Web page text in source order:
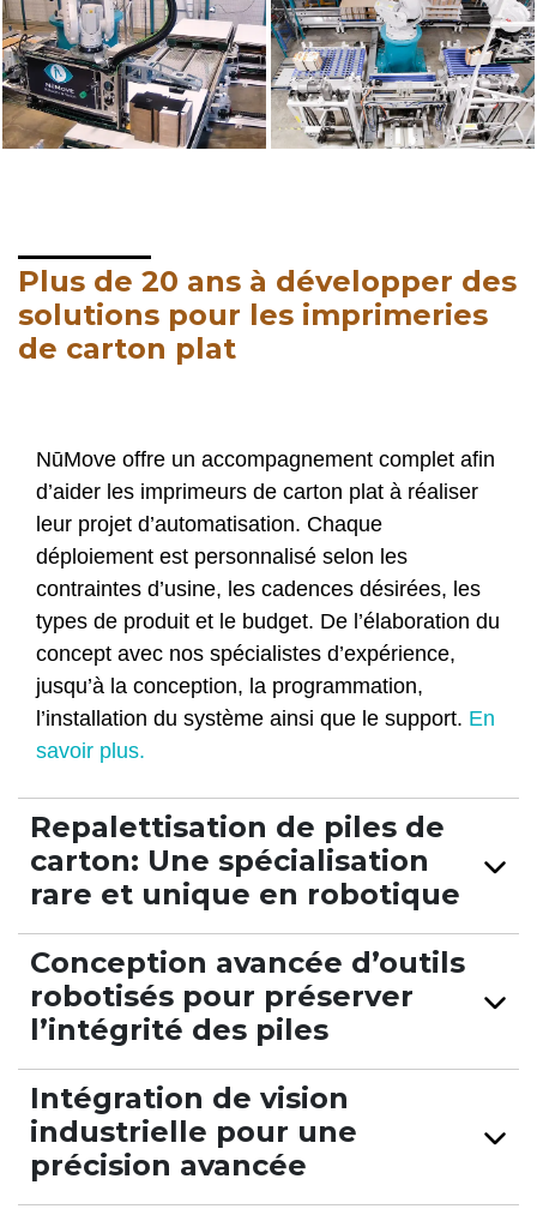
Plus de 20 ans à développer des
solutions pour les imprimeries
de carton plat
NūMove offre un accompagnement complet afin
d’aider les imprimeurs de carton plat à réaliser
leur projet d’automatisation. Chaque
déploiement est personnalisé selon les
contraintes d’usine, les cadences désirées, les
types de produit et le budget. De l’élaboration du
concept avec nos spécialistes d’expérience,
jusqu’à la conception, la programmation,
l’installation du système ainsi que le support. En
savoir plus.
Repalettisation de piles de
carton: Une spécialisation
rare et unique en robotique
Conception avancée d’outils
robotisés pour préserver
l’intégrité des piles
Intégration de vision
industrielle pour une
précision avancée